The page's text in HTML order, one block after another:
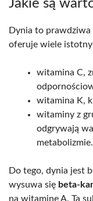
Jakie są
Dynia to
oferuje wiele
witamina C,
witamina K,
witaminy z
odgrywają
metabolizmie.
Do tego, dynia jest
wysuwa się beta-
na witaminę A. Ta